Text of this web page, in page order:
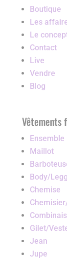
Boutique
Les
Le
Contact
Live
Vendre
Blog
Vêtements
Ensemble
Maillot
Body/
Chemise
Gilet/
Jean
Jupe